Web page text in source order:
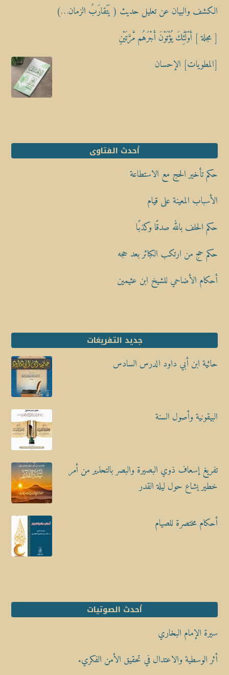
الكشف والبيان عن تعليل حديث ( يَتَقارَبُ الزمان…)
[ مجلة ] أُوْلَٰٓئِكَ يُؤْتَوْنَ أَجْرَهُم مَّرَّتَيْنِ
[المطويات] الإحسان
أحدث الفتاوى
حكم تأخير الحج مع الاستطاعة
الأسباب المعينة على قيام
حكم الحلف بالله صدقًا وكذبًا
حكم حج من ارتكب الكبائر بعد حجه
أحكام الأضاحي للشيخ ابن عثيمين
جديد التفريغات
حائية ابن أبي داود الدرس السادس
البيقونية وأصول السنة
تفريغ إسعاف ذوي البصيرة والبصر بالتحذير من أمر
خطير يشاع حول ليلة القدر
أحكام مختصرة للصيام
أحدث الصوتيات
سيرة الإمام البخاري
أثر الوسطية والاعتدال في تحقيق الأمن الفكري.